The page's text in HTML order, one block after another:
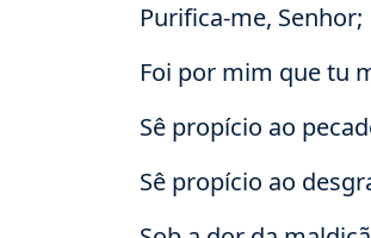
Purifica-me, Senhor;
Foi por mim que tu
Sê propício ao
Sê propício ao